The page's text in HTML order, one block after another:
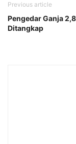
Previous article
Pengedar Ganja
Ditangkap